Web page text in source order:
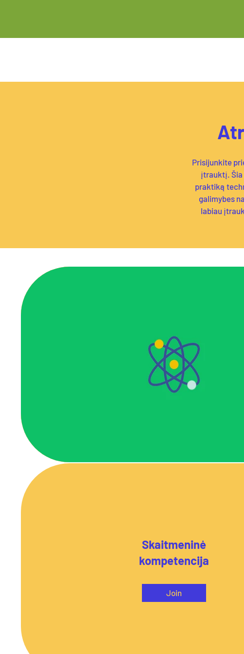
Prisijunkite
įtrauktį. Šia
praktiką
galimybes
labiau
Skaitmeninė
kompetencija
Join